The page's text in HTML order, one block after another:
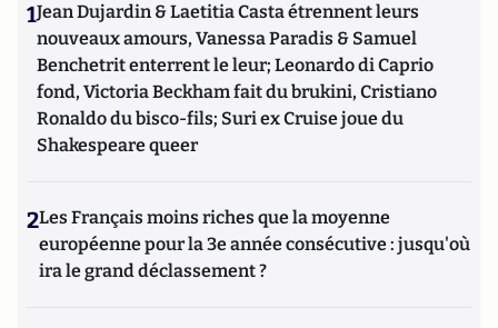
1Jean Dujardin & Laetitia Casta étrennent leurs
nouveaux amours, Vanessa Paradis & Samuel
Benchetrit enterrent le leur; Leonardo di Caprio
fond, Victoria Beckham fait du brukini, Cristiano
Ronaldo du bisco-fils; Suri ex Cruise joue du
Shakespeare queer
2Les Français moins riches que la moyenne
européenne pour la 3e année consécutive : jusqu'où
ira le grand déclassement ?